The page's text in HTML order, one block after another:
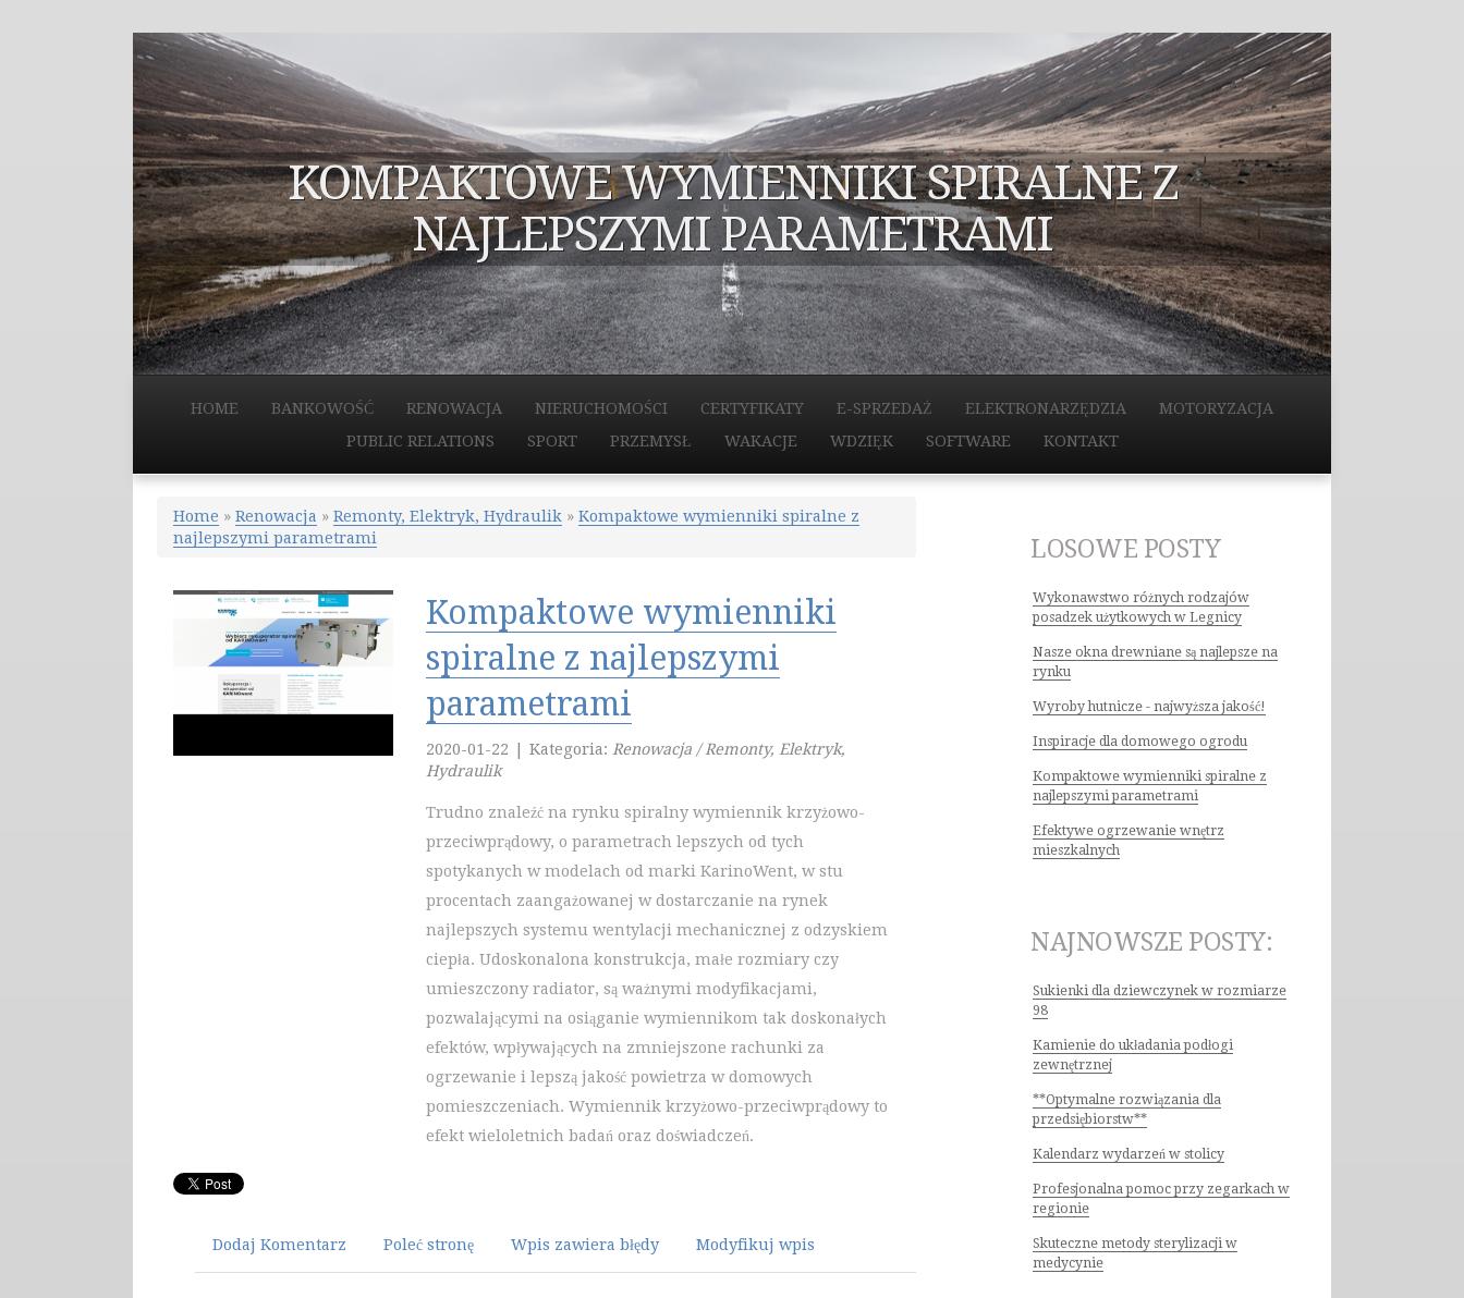
KOMPAKTOWE WYMIENNIKI SPIRALNE Z
NAJLEPSZYMI PARAMETRAMI
HOME BANKOWOŚĆ RENOWACJA NIERUCHOMOŚCI CERTYFIKATY E-SPRZEDAŻ ELEKTRONARZĘDZIA
MOTORYZACJA
PUBLIC RELATIONS
SPORT PRZEMYSŁ WAKACJE WDZIĘK SOFTWARE KONTAKT
Home » Renowacja » Remonty, Elektryk, Hydraulik » Kompaktowe wymienniki spiralne z
najlepszymi parametrami
Kompaktowe wymienniki
spiralne z najlepszymi
parametrami
2020-01-22 Kategoria: Renowacja / Remonty, Elektryk,
Hydraulik
Trudno znaleźć na rynku spiralny wymiennik krzyżowo-
przeciwprądowy, o parametrach lepszych od tych
spotykanych w modelach od marki KarinoWent, w stu
procentach zaangażowanej w dostarczanie na rynek
najlepszych systemu wentylacji mechanicznej z odzyskiem
ciepła. Udoskonalona konstrukcja, małe rozmiary czy
umieszczony radiator, są ważnymi modyfikacjami,
pozwalającymi na osiąganie wymiennikom tak doskonałych
efektów, wpływających na zmniejszone rachunki za
ogrzewanie i lepszą jakość powietrza w domowych
pomieszczeniach. Wymiennik krzyżowo-przeciwprądowy to
efekt wieloletnich badań oraz doświadczeń.
Dodaj Komentarz Poleć stronę Wpis zawiera błędy Modyfikuj wpis
LOSOWE POSTY
Wykonawstwo różnych rodzajów
posadzek użytkowych w Legnicy
Nasze okna drewniane są najlepsze na
rynku
Wyroby hutnicze - najwyższa jakość!
Inspiracje dla domowego ogrodu
Kompaktowe wymienniki spiralne z
najlepszymi parametrami
Efektywe ogrzewanie wnętrz
mieszkalnych
NAJNOWSZE POSTY:
Sukienki dla dziewczynek w rozmiarze
98
Kamienie do układania podłogi
zewnętrznej
**Optymalne rozwiązania dla
przedsiębiorstw**
Kalendarz wydarzeń w stolicy
Profesjonalna pomoc przy zegarkach w
regionie
Skuteczne metody sterylizacji w
medycynie